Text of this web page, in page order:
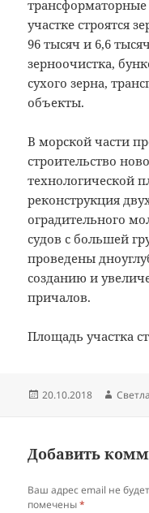
участке строятся
96 тысяч и 6,6
зерноочистка,
сухого зерна,
объекты.
В морской части
строительство
технологической
реконструкция
оградительного
судов с большей
проведены
созданию и
причалов.
Площадь участка
Опубликовано
20.10.2018 Автор
Добавить
Ваш адрес email не
помечены*